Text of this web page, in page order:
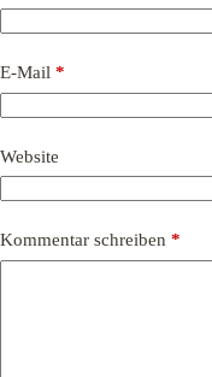
E-Mail *
Website
Kommentar schreiben *